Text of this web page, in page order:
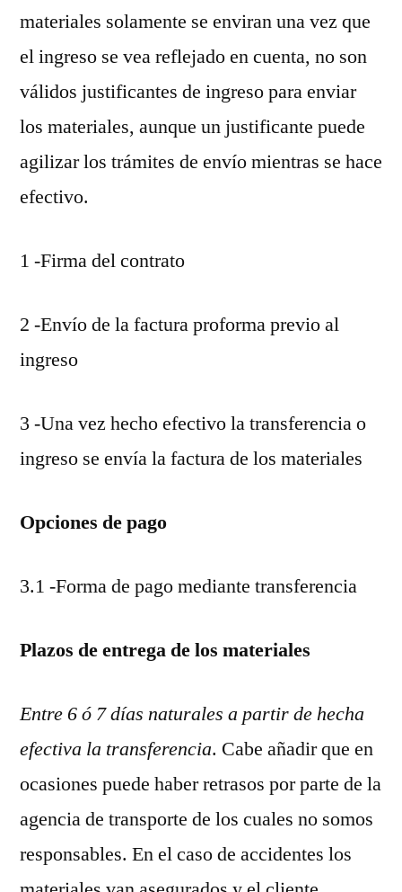
materiales solamente se enviran una vez que
el ingreso se vea reflejado en cuenta, no son
válidos justificantes de ingreso para enviar
los materiales, aunque un justificante puede
agilizar los trámites de envío mientras se hace
efectivo.
1 -Firma del contrato
2 -Envío de la factura proforma previo al
ingreso
3 -Una vez hecho efectivo la transferencia o
ingreso se envía la factura de los materiales
Opciones de pago
3.1 -Forma de pago mediante transferencia
Plazos de entrega de los materiales
Entre 6 ó 7 días naturales a partir de hecha
efectiva la transferencia. Cabe añadir que en
ocasiones puede haber retrasos por parte de la
agencia de transporte de los cuales no somos
responsables. En el caso de accidentes los